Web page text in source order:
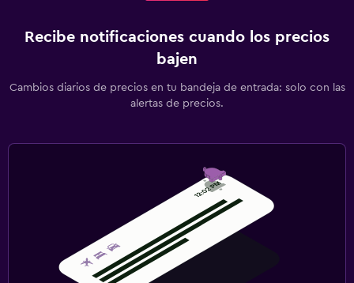
Recibe notificaciones cuando los precios
bajen
Cambios diarios de precios en tu bandeja de entrada: solo con las
alertas de precios.